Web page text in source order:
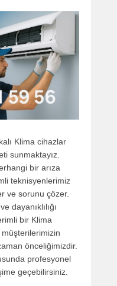
Klima cihazlar
sunmaktayız.
bir arıza
teknisyenlerimiz
ve sorunu çözer.
dayanıklılığı
bir Klima
müşterilerimizin
önceliğimizdir.
profesyonel
geçebilirsiniz.